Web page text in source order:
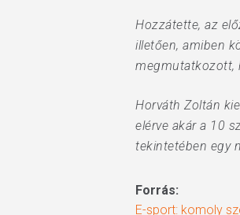
Hozzátette, az
illetően, amiben
megmutatkozott,
Horváth Zoltán
elérve akár a 10
tekintetében egy
Forrás:
E-sport: komoly